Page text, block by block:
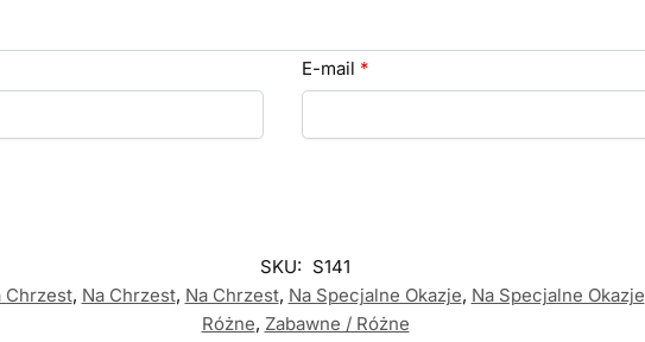
E-mail *
SKU: S141
Chrzest, Na Chrzest, Na Chrzest, Na Specjalne Okazje, Na Specjalne Okazje
Różne, Zabawne / Różne